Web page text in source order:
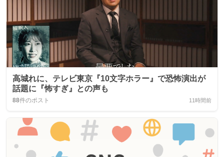
高城れに、テレビ東京『10文字ホラー』で恐怖演出が
話題に『怖すぎ』との声も
88件のポスト 11時間前